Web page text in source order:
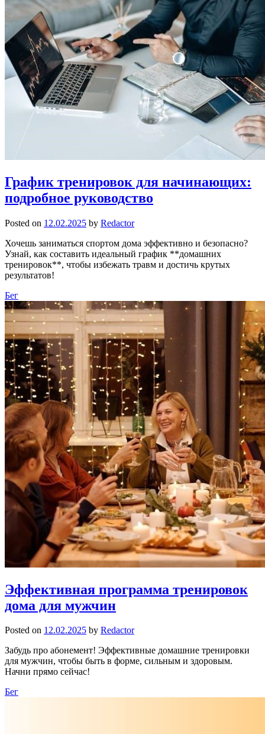
График тренировок для начинающих:
подробное руководство
Posted on 12.02.2025 by Redactor
Хочешь заниматься спортом дома эффективно и безопасно?
Узнай, как составить идеальный график **домашних
тренировок**, чтобы избежать травм и достичь крутых
результатов!
Бег
Эффективная программа тренировок
дома для мужчин
Posted on 12.02.2025 by Redactor
Забудь про абонемент! Эффективные домашние тренировки
для мужчин, чтобы быть в форме, сильным и здоровым.
Начни прямо сейчас!
Бег